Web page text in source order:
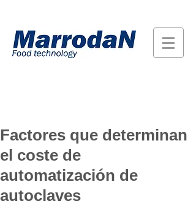
Factores que determinan
el coste de
automatización de
autoclaves